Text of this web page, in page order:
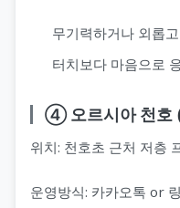
무기력하거나 외롭
터치보다 마음으로
④ 오르시아 천호
위치: 천호초 근처 저층
운영방식: 카카오톡 or